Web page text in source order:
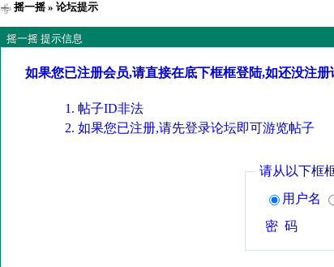
摇一摇» 论坛提示
摇一摇 提示信息
如果您已注册会员,请直接在底下框框登陆,如还没注
帖子ID非法
如果您已注册,请先登录论坛即可游览帖子
请从以下框
用户名
密 码